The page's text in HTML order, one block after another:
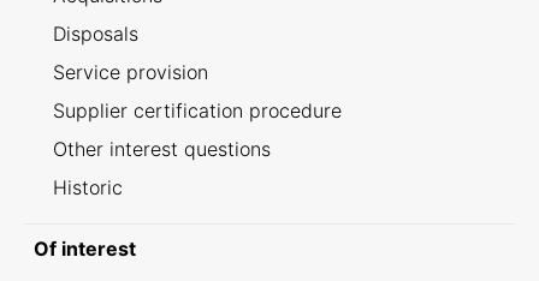
Disposals
Service provision
Supplier certification procedure
Other interest questions
Historic
Of interest